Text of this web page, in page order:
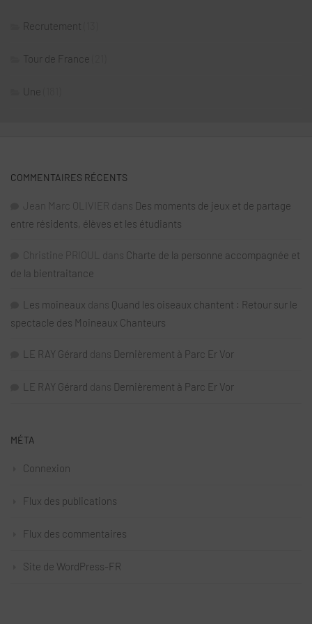
Recrutement
Tour de France
Une
COMMENTAIRES RÉCENTS
Jean Marc OLIVIER dans Des moments de jeux et de partage
entre résidents, élèves et les étudiants
Christine PRIOUL dans Charte de la personne accompagnée et
de la bientraitance
Les moineaux dans Quand les oiseaux chantent : Retour sur le
spectacle des Moineaux Chanteurs
LE RAY Gérard dans Dernièrement à Parc Er Vor
LE RAY Gérard dans Dernièrement à Parc Er Vor
MÉTA
Connexion
Flux des publications
Flux des commentaires
Site de WordPress-FR